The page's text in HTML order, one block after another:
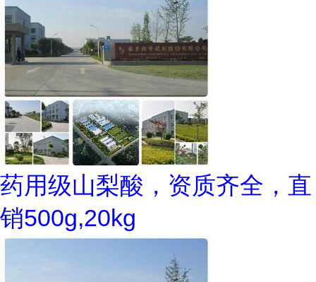
药用级山梨酸，资质齐全，直
销500g,20kg